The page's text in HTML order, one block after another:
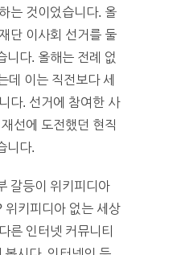
는 것이었습니다. 올
단 이사회 선거를 둘
니다. 올해는 전례 없
데 이는 직전보다 세
다. 선거에 참여한 사
선에 도전했던 현직
니다.
갈등이 위키피디아
위키피디아 없는 세상
른 인터넷 커뮤니티